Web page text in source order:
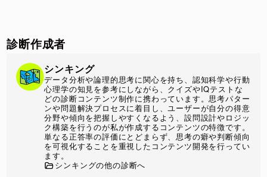
診断作成者
シンキング
データ分析や論理的思考に関心を持ち、認知科学や行動
心理学の知見を参考にしながら、クイズやIQテストな
どの診断コンテンツ制作に携わっています。思考パター
ンや問題解決プロセスに着目し、ユーザーが自分の得意
分野や傾向を把握しやすくなるよう、設問設計やロジッ
ク構築を行うのが私が作成するコンテンツの特徴です。
単なる正答率の評価にとどまらず、思考の癖や判断傾向
を可視化することを重視したコンテンツ開発を行ってい
ます。
シンキングの他の診断へ